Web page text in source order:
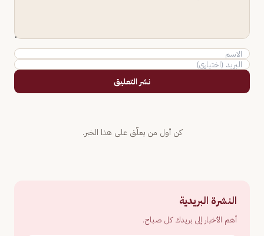
نشر التعليق
كن أول من يعلّق على هذا الخبر.
النشرة البريدية
أهم الأخبار إلى بريدك كل صباح.